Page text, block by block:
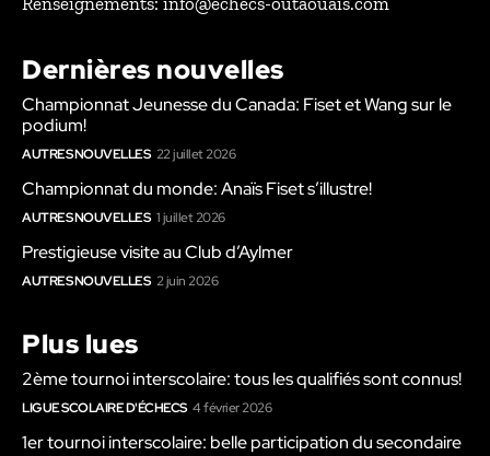
Dernières nouvelles
Championnat Jeunesse du Canada: Fiset et Wang sur le
podium!
AUTRES NOUVELLES 22 juillet 2026
Championnat du monde: Anaïs Fiset s’illustre!
AUTRES NOUVELLES 1 juillet 2026
Prestigieuse visite au Club d’Aylmer
AUTRES NOUVELLES 2 juin 2026
Plus lues
2ème tournoi interscolaire: tous les qualifiés sont connus!
LIGUE SCOLAIRE D'ÉCHECS 4 février 2026
1er tournoi interscolaire: belle participation du secondaire